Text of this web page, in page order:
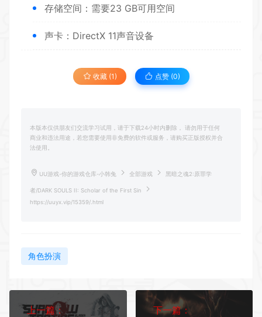
存储空间：需要23 GB可用空间
声卡：DirectX 11声音设备
收藏 (1) 点赞 (0)
本版本仅供朋友们交流学习试用，请于下载24小时内删除， 请勿用于任何
商业和违法用途，若您需要使用非免费的软件或服务，请购买正版授权并合
法使用。
UU游戏-你的游戏仓库-小韩兔 全部游戏 黑暗之魂2:原罪学
者/DARK SOULS II: Scholar of the First Sin
https://uuyx.vip/15359/.html
角色扮演
上一篇：
下一篇：